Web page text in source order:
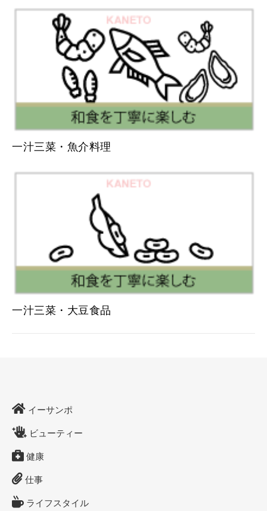
一汁三菜・魚介料理
一汁三菜・大豆食品
イーサンポ
ビューティー
健康
仕事
ライフスタイル